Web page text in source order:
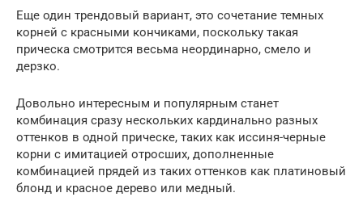
Еще один трендовый вариант, это сочетание темных
корней с красными кончиками, поскольку такая
прическа смотрится весьма неординарно, смело и
дерзко.
Довольно интересным и популярным станет
комбинация сразу нескольких кардинально разных
оттенков в одной прическе, таких как иссиня-черные
корни с имитацией отросших, дополненные
комбинацией прядей из таких оттенков как платиновый
блонд и красное дерево или медный.